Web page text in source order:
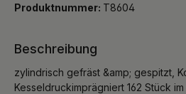
Produktnummer: T8604
Beschreibung
zylindrisch gefräst &amp; gespitzt,
Kesseldruckimprägniert 162 Stück